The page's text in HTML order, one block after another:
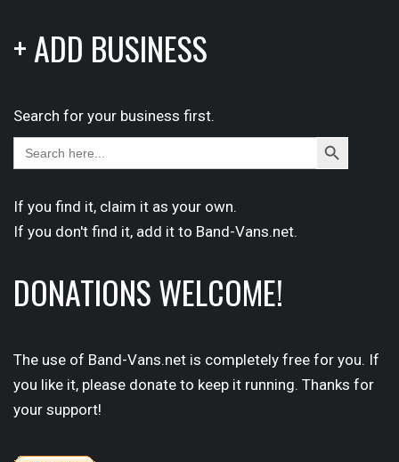
+ ADD BUSINESS
Search for your business first.
Search
for:
Search
Button
If you find it, claim it as your own.
If you don't find it, add it to Band-Vans.net.
DONATIONS WELCOME!
The use of Band-Vans.net is completely free for you. If
you like it, please donate to keep it running. Thanks for
your support!